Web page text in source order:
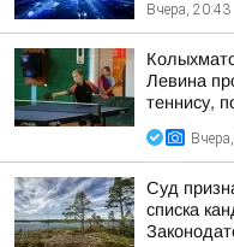
Вчера, 20:43
Левина
теннису,
Суд
списка